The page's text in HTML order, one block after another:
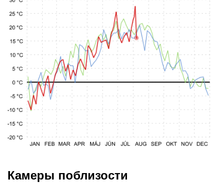
Камеры поблизости